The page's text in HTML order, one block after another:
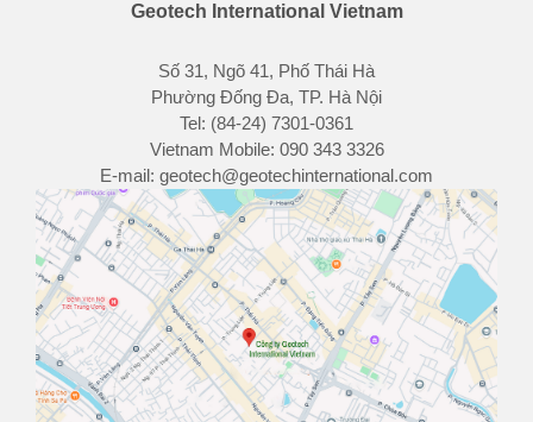
Geotech International Vietnam
Số 31, Ngõ 41, Phố Thái Hà
Phường Đống Đa, TP. Hà Nội
Tel: (84-24) 7301-0361
Vietnam Mobile: 090 343 3326
E-mail: geotech@geotechinternational.com